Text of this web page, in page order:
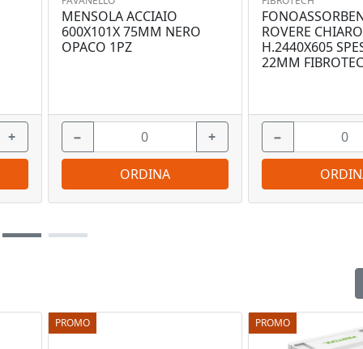
PROMO PROMO
+
MENSOLA ACCIAIO
600X101X 75MM NERO
OPACO 1PZ
− +
ORDINA
ROVERE CHIARO
H.2440X605
22MM
−